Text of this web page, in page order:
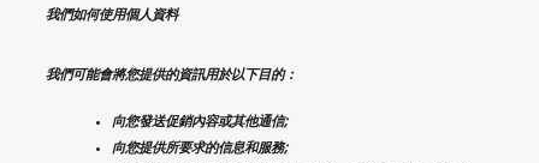
我們如何使用個人資料
我們可能會將您提供的資訊用於以下目的：
向您發送促銷內容或其他通信;
向您提供所要求的信息和服務;